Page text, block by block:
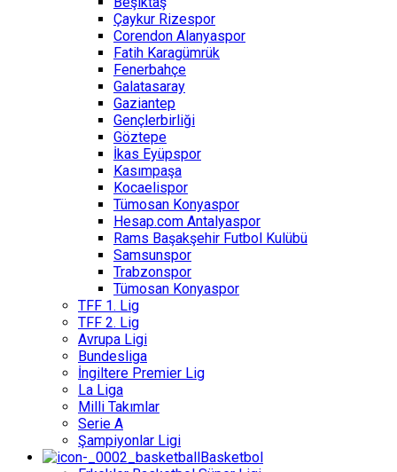
Çaykur Rizespor
Corendon Alanyaspor
Fatih Karagümrük
Fenerbahçe
Galatasaray
Gaziantep
Gençlerbirliği
Göztepe
İkas Eyüpspor
Kasımpaşa
Kocaelispor
Tümosan Konyaspor
Hesap.com Antalyaspor
Rams Başakşehir Futbol Kulübü
Samsunspor
Trabzonspor
Tümosan Konyaspor
TFF 1. Lig
TFF 2. Lig
Avrupa Ligi
Bundesliga
İngiltere Premier Lig
La Liga
Milli Takımlar
Serie A
Şampiyonlar Ligi
Basketbol